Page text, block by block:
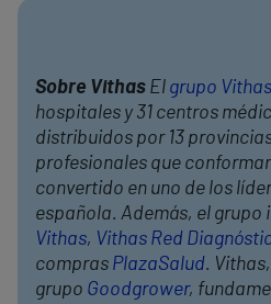
Sobre Vithas El grupo Vithas
hospitales y 31 centros
distribuidos por 13
profesionales que
convertido en uno de los
española. Además, el grupo
Vithas, Vithas Red
compras PlazaSalud.
grupo Goodgrower,